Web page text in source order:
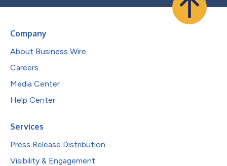
Company
About Business Wire
Careers
Media Center
Help Center
Services
Press Release Distribution
Visibility & Engagement